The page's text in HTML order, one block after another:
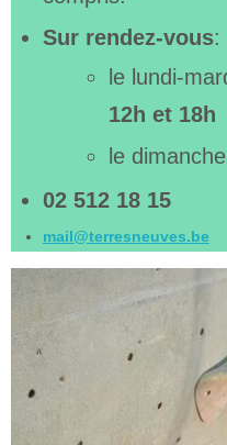
Sur rendez-vous:
le lundi-
12h et 18h
le
02 512 18 15
mail@terresneuves.be